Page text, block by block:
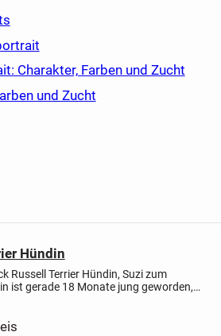
Charakter, Farben und Zucht
und Zucht
Hündin
Russell Terrier Hündin, Suzi zum
ist gerade 18 Monate jung geworden,